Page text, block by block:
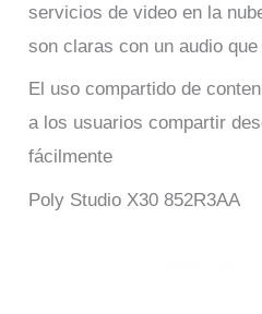
servicios de video en la
son claras con un audio
El uso compartido de
a los usuarios compartir
fácilmente
Poly Studio X30 852R3AA